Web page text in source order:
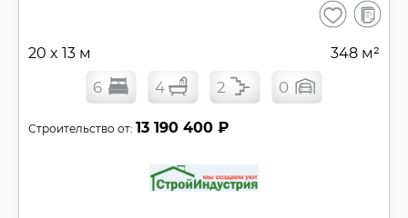
Сохранить
В
20 x 13 м 348 м²
6 4 2 0
Строительство от: 13 190 400 ₽